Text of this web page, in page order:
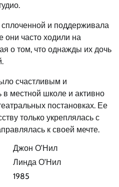
и поддерживала
они часто ходили на
о том, что однажды их дочь
счастливым и
местной школе и активно
постановках. Ее
только укреплялась с
к своей мечте.
Джон О’Нил
Линда О’Нил
1985